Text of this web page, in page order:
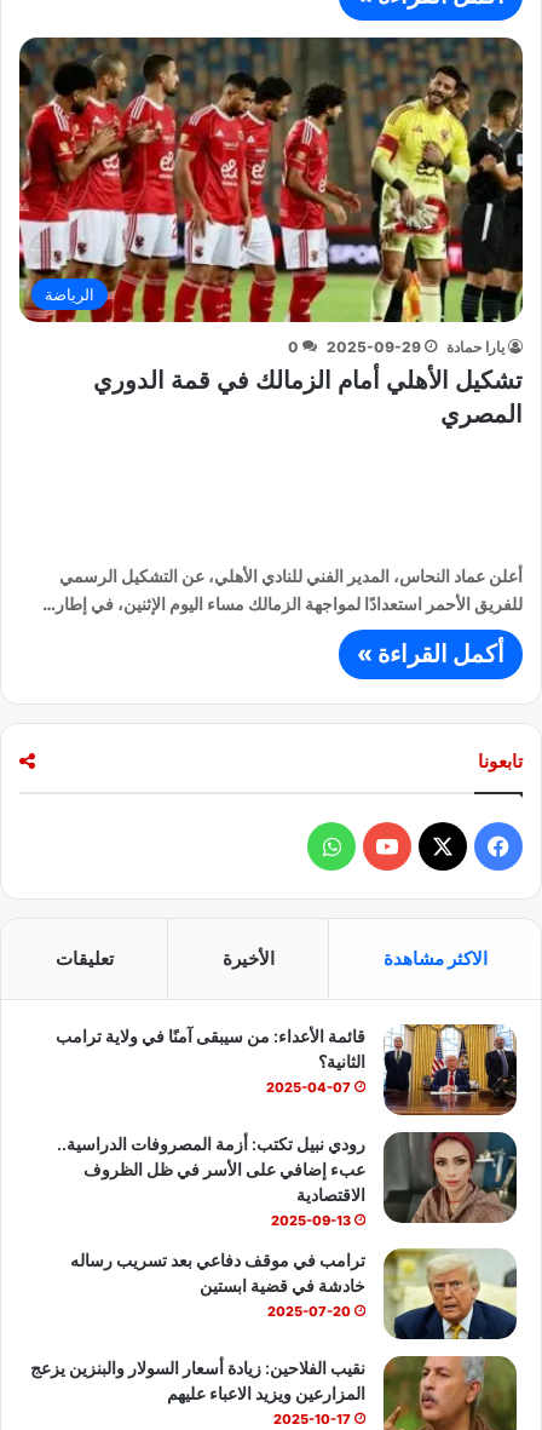
الرياضة
يارا حمادة 2025-09-29
0
تشكيل الأهلي أمام الزمالك في قمة الدوري
المصري
أعلن عماد النحاس، المدير الفني للنادي الأهلي، عن التشكيل الرسمي
للفريق الأحمر استعدادًا لمواجهة الزمالك مساء اليوم الإثنين، في إطار…
أكمل القراءة »
تابعونا
ي
و
ك
X
Y
T
u
e
ا
ا
ب
الاكثر مشاهدة الأخيرة تعليقات
قائمة الأعداء: من سيبقى آمنًا في ولاية ترامب
الثانية؟
2025-04-07
رودي نبيل تكتب: أزمة المصروفات الدراسية..
عبء إضافي على الأسر في ظل الظروف
الاقتصادية
2025-09-13
ترامب في موقف دفاعي بعد تسريب رساله
خادشة في قضية ابستين
2025-07-20
نقيب الفلاحين: زيادة أسعار السولار والبنزين يزعج
المزارعين ويزيد الاعباء عليهم
2025-10-17